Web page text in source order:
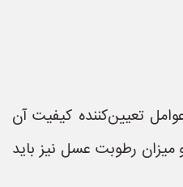
تعیین‌کننده کیفیت آن
رطوبت عسل نیز باید